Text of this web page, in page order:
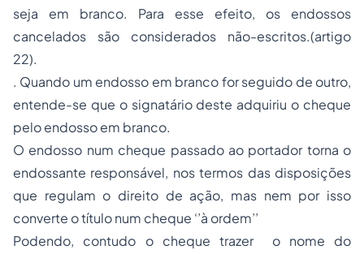
seja em branco. Para esse efeito, os endossos
cancelados são considerados não-escritos.(artigo
22).
. Quando um endosso em branco for seguido de outro,
entende-se que o signatário deste adquiriu o cheque
pelo endosso em branco.
O endosso num cheque passado ao portador torna o
endossante responsável, nos termos das disposições
que regulam o direito de ação, mas nem por isso
converte o título num cheque ‘’à ordem’’
Podendo, contudo o cheque trazer o nome do